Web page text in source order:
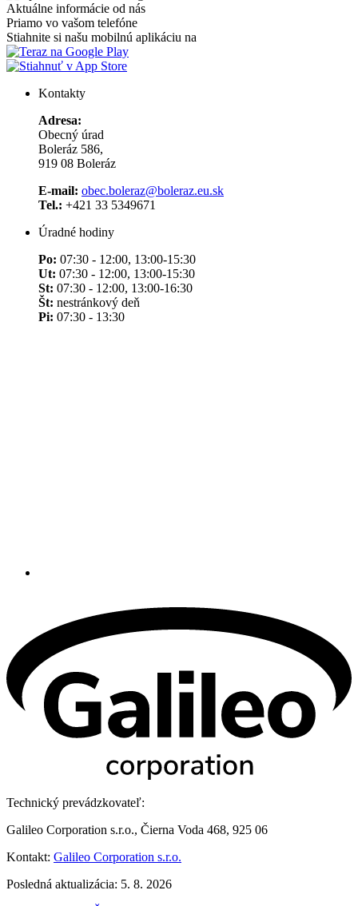
Aktuálne informácie od nás
Priamo vo vašom telefóne
Stiahnite si našu mobilnú aplikáciu na
Kontakty
Adresa:
Obecný úrad
Boleráz 586,
919 08 Boleráz
E-mail: obec.boleraz@boleraz.eu.sk
Tel.: +421 33 5349671
Úradné hodiny
Po: 07:30 - 12:00, 13:00-15:30
Ut: 07:30 - 12:00, 13:00-15:30
St: 07:30 - 12:00, 13:00-16:30
Št: nestránkový deň
Pi: 07:30 - 13:30
Technický prevádzkovateľ:
Galileo Corporation s.r.o., Čierna Voda 468, 925 06
Kontakt: Galileo Corporation s.r.o.
Posledná aktualizácia: 5. 8. 2026